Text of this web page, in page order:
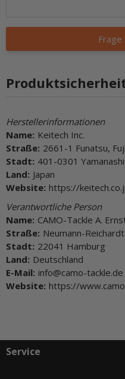
Frage
Herstellerinformationen
Name: Keitech Inc.
Straße: 2661-1 Funatsu,
Stadt: 401-0301 Yamanashi
Land: Japan
Website: https://
Verantwortliche Person
Name: CAMO-Tackle A.
Straße: Neumann-
Stadt: 22041 Hamburg
Land: Deutschland
E-Mail: info@camo-tackle.de
Website: https://
Service